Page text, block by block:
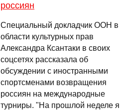
россиян
Специальный докладчик ООН в
области культурных прав
Александра Ксантаки в своих
соцсетях рассказала об
обсуждении с иностранными
спортсменами возвращения
россиян на международные
турниры. "На прошлой неделе я